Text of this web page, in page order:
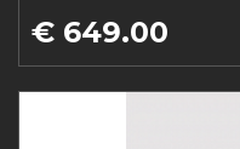
€ 649.00